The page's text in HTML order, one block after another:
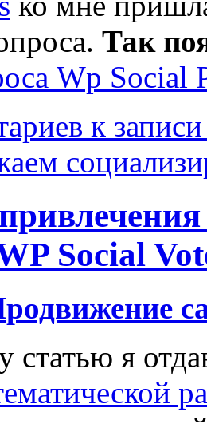
Так
Wp Social
к
Social
статью я